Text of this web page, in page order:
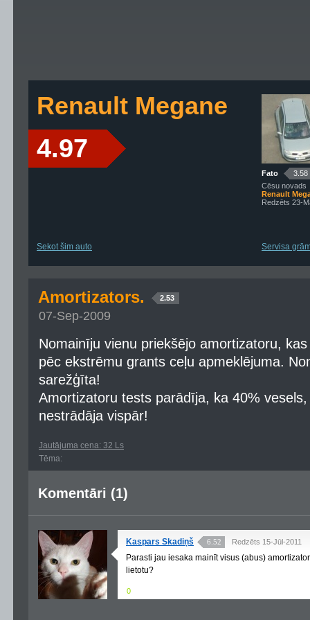
Renault Megane
4.97
Sekot šim auto
Fato
3.58
Cēsu novads
Renault
Redzēts 23-
Servisa
Amortizators. 2.53
07-Sep-2009
Nomainīju vienu priekšējo amortizatoru,
pēc ekstrēmu grants ceļu apmeklējuma.
sarežģīta!
Amortizatoru tests parādīja, ka 40%
nestrādāja vispār!
Jautājuma cena: 32 Ls
Tēma:
Komentāri (1)
Kaspars Skadiņš 6.52 Redzēts 15-Jūl-2011
Parasti jau iesaka mainīt visus (abus)
lietotu?
0